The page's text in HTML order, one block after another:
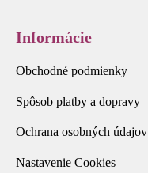
Informácie
Obchodné podmienky
Spôsob platby a dopravy
Ochrana osobných údajov
Nastavenie Cookies